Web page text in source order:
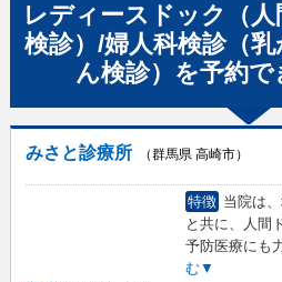
レディースドック（
検診）/婦人科検診（
ん検診） を予約で
みさと診療所
（群馬県 高崎市）
特徴 当院は
と共に、人間
予防医療にも
む▼